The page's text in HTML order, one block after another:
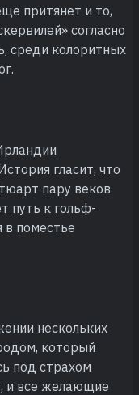
притянет и то,
согласно
среди колоритных
гласит, что
пару веков
путь к гольф-
в поместье
нескольких
который
под страхом
и все желающие